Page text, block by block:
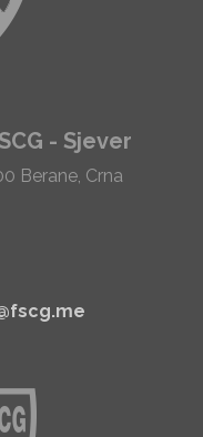
- Sjever
Berane, Crna